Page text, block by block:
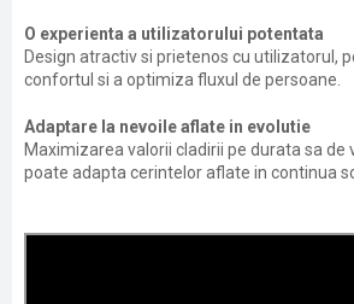
O experienta a utilizatorului potentata
Design atractiv si prietenos cu utilizatorul,
confortul si a optimiza fluxul de persoane.
Adaptare la nevoile aflate in evolutie
Maximizarea valorii cladirii pe durata sa de
poate adapta cerintelor aflate in continua